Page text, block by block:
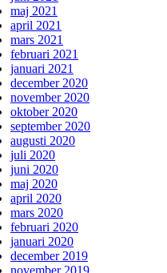
maj 2021
april 2021
mars 2021
februari 2021
januari 2021
december 2020
november 2020
oktober 2020
september 2020
augusti 2020
juli 2020
juni 2020
maj 2020
april 2020
mars 2020
februari 2020
januari 2020
december 2019